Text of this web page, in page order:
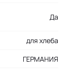
Да
для хлеба
ГЕРМАНИЯ